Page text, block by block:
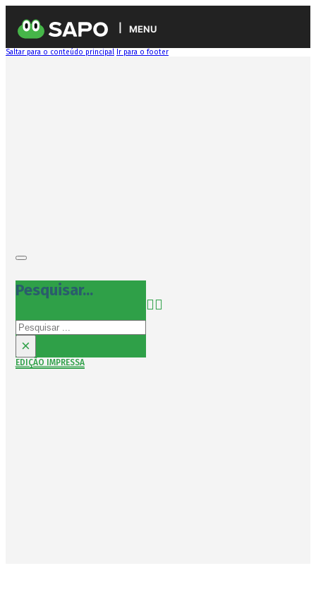
MENU
Saltar para o conteúdo principal Ir para o footer
Pesquisar...
Pesquisar
×
EDIÇÃO IMPRESSA